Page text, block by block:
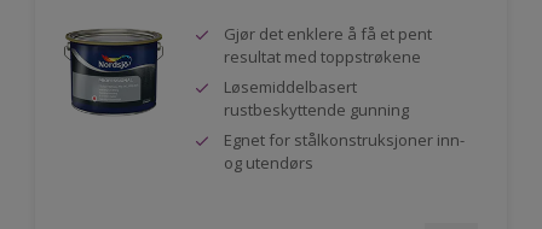
Gjør det enklere å få et pent
resultat med toppstrøkene
Løsemiddelbasert
rustbeskyttende gunning
Egnet for stålkonstruksjoner inn-
og utendørs